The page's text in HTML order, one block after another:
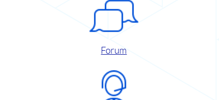
Forum